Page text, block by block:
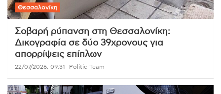
Θεσσαλονίκη
Σοβαρή ρύπανση στη Θεσσαλονίκη:
Δικογραφία σε δύο 39χρονους για
απορρίψεις επίπλων
22/07/2026, 09:31 Politic Team